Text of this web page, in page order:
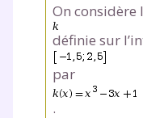
On considère
définie sur
par
.